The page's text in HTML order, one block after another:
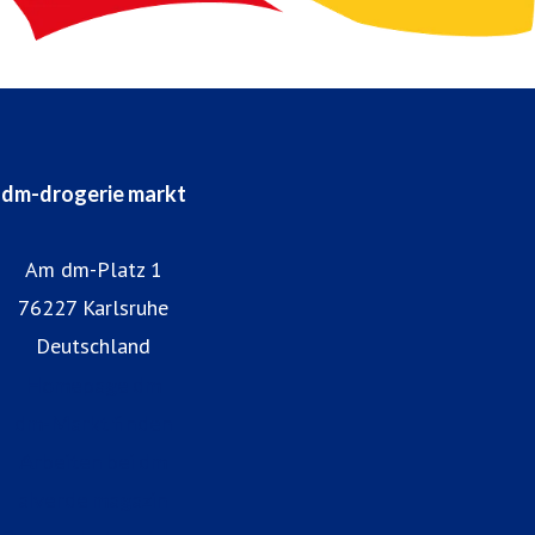
dm-drogerie markt
Am dm-Platz 1
76227 Karlsruhe
Deutschland